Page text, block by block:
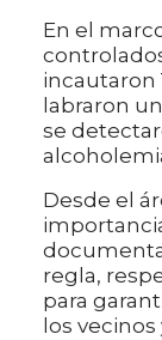
En el
incautaron
labraron
se
Desde el
regla,
para
los vecinos